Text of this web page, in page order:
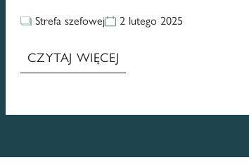
Strefa szefowej 2 lutego 2025
CZYTAJ WIĘCEJ